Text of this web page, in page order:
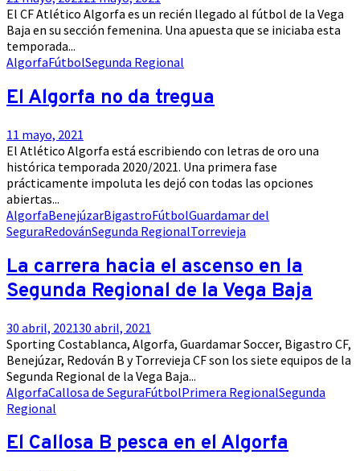
El CF Atlético Algorfa es un recién llegado al fútbol de la Vega
Baja en su sección femenina. Una apuesta que se iniciaba esta
temporada...
AlgorfaFútbolSegunda Regional
El Algorfa no da tregua
11 mayo, 2021
El Atlético Algorfa está escribiendo con letras de oro una
histórica temporada 2020/2021. Una primera fase
prácticamente impoluta les dejó con todas las opciones
abiertas...
AlgorfaBenejúzarBigastroFútbolGuardamar del
SeguraRedovánSegunda RegionalTorrevieja
La carrera hacia el ascenso en la
Segunda Regional de la Vega Baja
30 abril, 202130 abril, 2021
Sporting Costablanca, Algorfa, Guardamar Soccer, Bigastro CF,
Benejúzar, Redován B y Torrevieja CF son los siete equipos de la
Segunda Regional de la Vega Baja...
AlgorfaCallosa de SeguraFútbolPrimera RegionalSegunda
Regional
El Callosa B pesca en el Algorfa